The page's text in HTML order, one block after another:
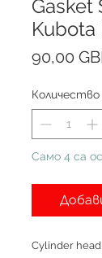
Gasket
Kubota
90,00
Количество
Само 4 са
Cylinder